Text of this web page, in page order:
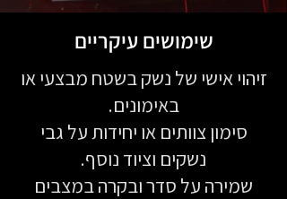
שימושים עיקריים
זיהוי אישי של נשק בשטח מבצעי או
באימונים.
סימון צוותים או יחידות על גבי
נשקים וציוד נוסף.
שמירה על סדר ובקרה במצבים